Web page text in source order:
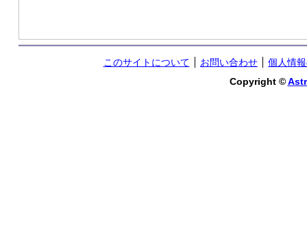
このサイトについて お問い合わせ
個人情
Copyright ©